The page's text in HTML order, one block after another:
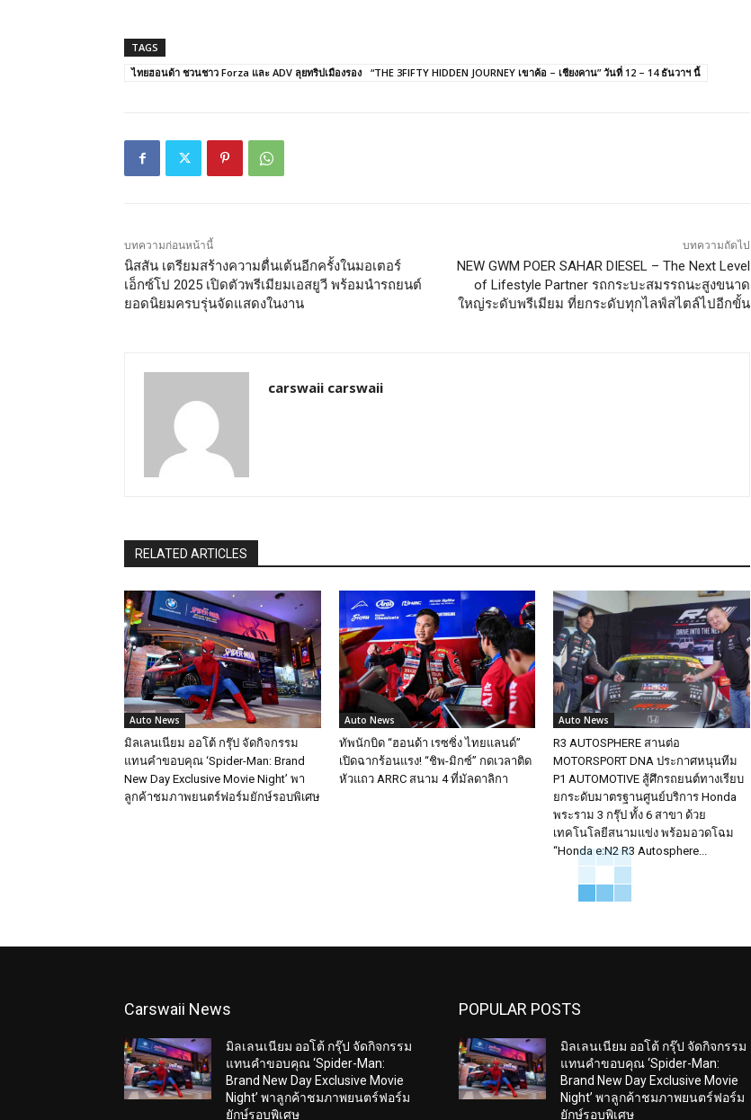
TAGS
ไทยฮอนด้า ชวนชาว Forza และ ADV ลุยทริปเมืองรอง “THE 3FIFTY HIDDEN JOURNEY เขาค้อ – เชียงคาน” วันที่ 12 – 14 ธันวาฯ นี้
บทความก่อนหน้านี้
นิสสัน เตรียมสร้างความตื่นเต้นอีกครั้งในมอเตอร์
เอ็กซ์โป 2025 เปิดตัวพรีเมียมเอสยูวี พร้อมนำรถยนต์
ยอดนิยมครบรุ่นจัดแสดงในงาน
บทความถัดไป
NEW GWM POER SAHAR DIESEL – The Next Level
of Lifestyle Partner รถกระบะสมรรถนะสูงขนาด
ใหญ่ระดับพรีเมียม ที่ยกระดับทุกไลฟ์สไตล์ไปอีกขั้น
carswaii carswaii
RELATED ARTICLES
Auto News
มิลเลนเนียม ออโต้ กรุ๊ป จัดกิจกรรม
แทนคำขอบคุณ ‘Spider-Man: Brand
New Day Exclusive Movie Night’ พา
ลูกค้าชมภาพยนตร์ฟอร์มยักษ์รอบพิเศษ
Auto News
ทัพนักบิด “ฮอนด้า เรซซิ่ง ไทยแลนด์”
เปิดฉากร้อนแรง! “ชิพ-มิกซ์” กดเวลาติด
หัวแถว ARRC สนาม 4 ที่มัลดาลิกา
Auto News
R3 AUTOSPHERE สานต่อ
MOTORSPORT DNA ประกาศหนุนทีม
P1 AUTOMOTIVE สู้ศึกรถยนต์ทางเรียบ
ยกระดับมาตรฐานศูนย์บริการ Honda
พระราม 3 กรุ๊ป ทั้ง 6 สาขา ด้วย
เทคโนโลยีสนามแข่ง พร้อมอวดโฉม
“Honda e:N2 R3 Autosphere...
Carswaii News
มิลเลนเนียม ออโต้ กรุ๊ป จัดกิจกรรม
แทนคำขอบคุณ ‘Spider-Man:
Brand New Day Exclusive Movie
Night’ พาลูกค้าชมภาพยนตร์ฟอร์ม
ยักษ์รอบพิเศษ
POPULAR POSTS
มิลเลนเนียม ออโต้ กรุ๊ป จัดกิจกรรม
แทนคำขอบคุณ ‘Spider-Man:
Brand New Day Exclusive Movie
Night’ พาลูกค้าชมภาพยนตร์ฟอร์ม
ยักษ์รอบพิเศษ